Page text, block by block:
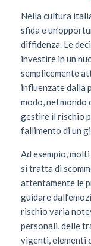
Nella cultura
sfida e
diffidenza. Le
investire in un
semplicemente
influenzate dalla
modo, nel
gestire il rischio
fallimento di un
Ad esempio,
si tratta di
attentamente le
guidare
rischio varia
personali, delle
vigenti, elementi